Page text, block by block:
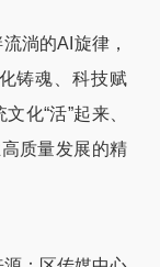
淌的AI旋律，
铸魂、科技赋
化“活”起来、
质量发展的精